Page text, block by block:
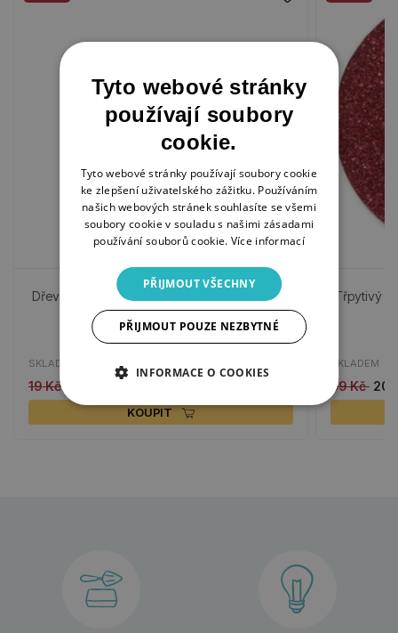
Dřevěný výřez, závěsný - Vločka
SKLADEM
19 Kč
KOUPIT
Třpytivý
SKLADEM
39 Kč 20
Tyto webové stránky
používají soubory
cookie.
Tyto webové stránky používají soubory cookie
ke zlepšení uživatelského zážitku. Používáním
našich webových stránek souhlasíte se všemi
soubory cookie v souladu s našimi zásadami
používání souborů cookie. Více informací
PŘIJMOUT VŠECHNY
PŘIJMOUT POUZE NEZBYTNÉ
INFORMACE O COOKIES